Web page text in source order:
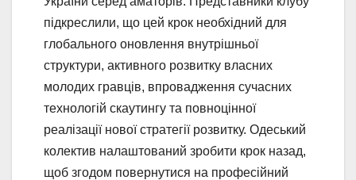
підкреслили, що цей крок необхідний для
глобального оновлення внутрішньої
структури, активного розвитку власних
молодих гравців, впровадження сучасних
технологій скаутингу та повноцінної
реалізації нової стратегії розвитку. Одеський
колектив налаштований зробити крок назад,
щоб згодом повернутися на професійний